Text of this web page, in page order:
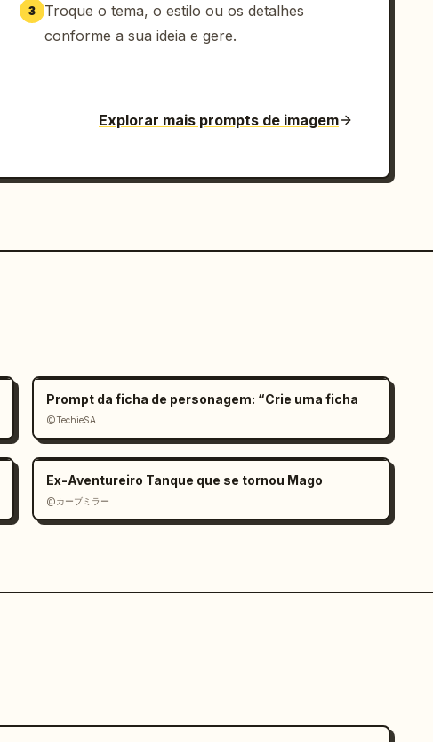
3
Troque o tema, o estilo ou os detalhes
conforme a sua ideia e gere.
Explorar mais prompts de imagem
Prompt da ficha de personagem: “Crie uma ficha
@TechieSA
Ex-Aventureiro Tanque que se tornou Mago
@カーブミラー